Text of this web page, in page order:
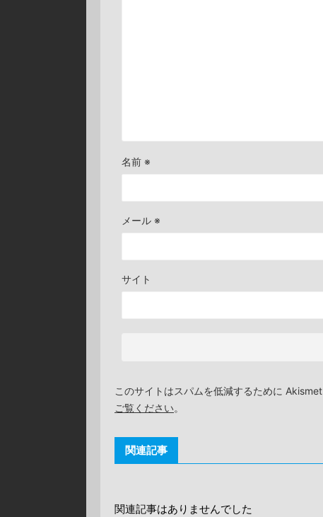
名前 ※
メール ※
サイト
このサイトはスパムを低減するために Akismet
ご覧ください。
関連記事
関連記事はありませんでした